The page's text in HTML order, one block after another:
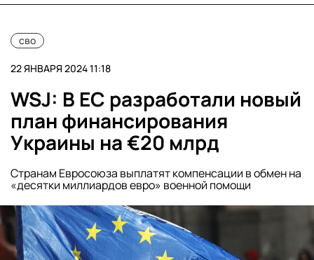
сво
22 ЯНВАРЯ 2024 11:18
WSJ: В ЕC разработали новый
план финансирования
Украины на €20 млрд
Странам Евросоюза выплатят компенсации в обмен на
«десятки миллиардов евро» военной помощи